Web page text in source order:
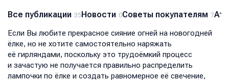
Все публикации 35Новости 0Советы покупателям 7
Если Вы любите прекрасное сияние огней на новогодней
ёлке, но не хотите самостоятельно наряжать
её гирляндами, поскольку это трудоёмкий процесс
и зачастую не получается правильно распределить
лампочки по ёлке и создать равномерное её свечение,